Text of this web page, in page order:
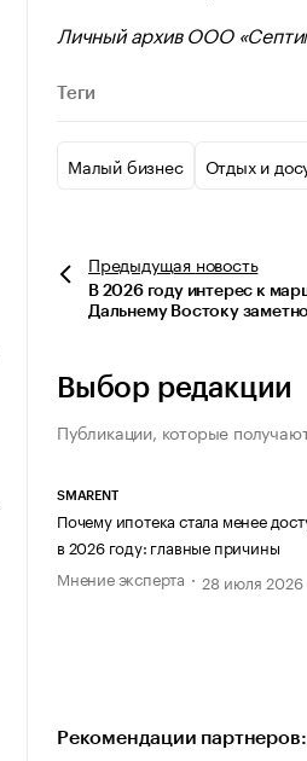
Личный архив ООО
Теги
Малый бизнес Отдых и
Предыдущая новость
В 2026 году интерес к
Дальнему Востоку
Выбор редакции
Публикации, которые
SMARENT
Почему ипотека стала менее
в 2026 году: главные причины
Мнение эксперта
28 июля 2026
Рекомендации партнеров: